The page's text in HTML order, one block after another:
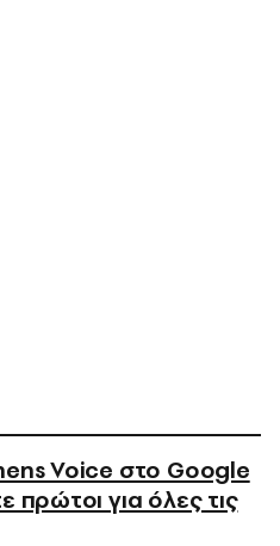
Voice στο Google
πρώτοι για όλες τις